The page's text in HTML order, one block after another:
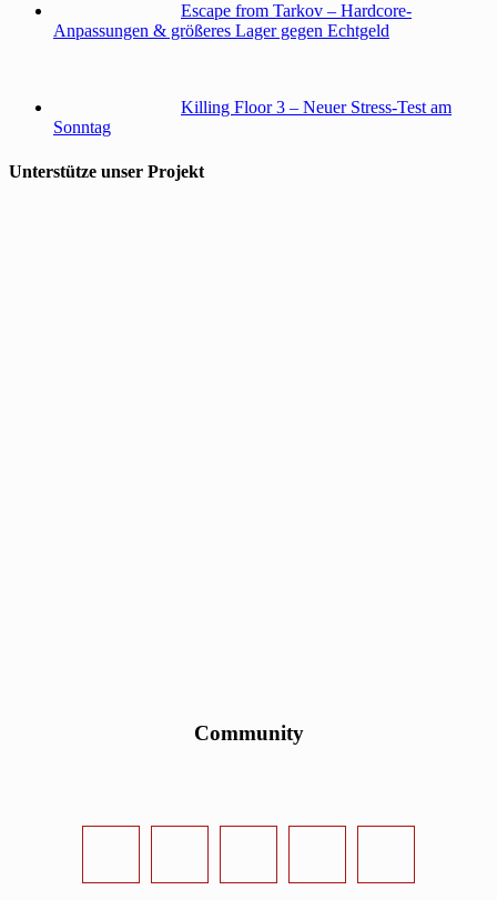
Escape from Tarkov – Hardcore-
Anpassungen & größeres Lager gegen Echtgeld
Killing Floor 3 – Neuer Stress-Test am
Sonntag
Unterstütze unser Projekt
Community